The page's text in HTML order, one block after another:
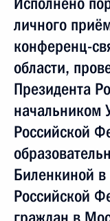
личного
конференц-
области,
Президента
начальником
Российской
Биленкиной
Российской